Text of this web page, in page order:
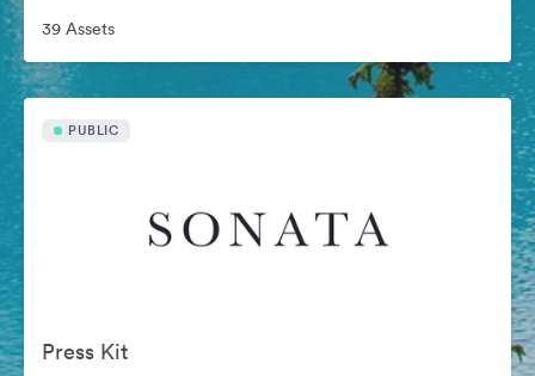
39 Assets
PUBLIC
Press Kit